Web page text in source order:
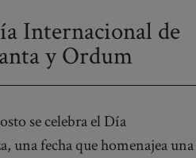
Internacional de
y Ordum
se celebra el Día
una fecha que homenajea una